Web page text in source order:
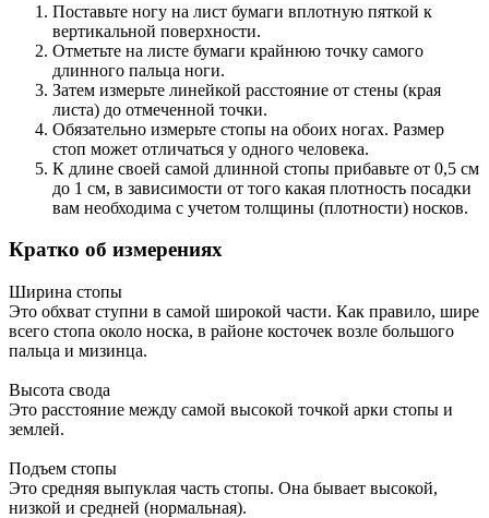
Поставьте ногу на лист бумаги вплотную пяткой к
вертикальной поверхности.
Отметьте на листе бумаги крайнюю точку самого
длинного пальца ноги.
Затем измерьте линейкой расстояние от стены (края
листа) до отмеченной точки.
Обязательно измерьте стопы на обоих ногах. Размер
стоп может отличаться у одного человека.
К длине своей самой длинной стопы прибавьте от 0,5 см
до 1 см, в зависимости от того какая плотность посадки
вам необходима с учетом толщины (плотности) носков.
Кратко об измерениях
Ширина стопы
Это обхват ступни в самой широкой части. Как правило, шире
всего стопа около носка, в районе косточек возле большого
пальца и мизинца.
Высота свода
Это расстояние между самой высокой точкой арки стопы и
землей.
Подъем стопы
Это средняя выпуклая часть стопы. Она бывает высокой,
низкой и средней (нормальная).